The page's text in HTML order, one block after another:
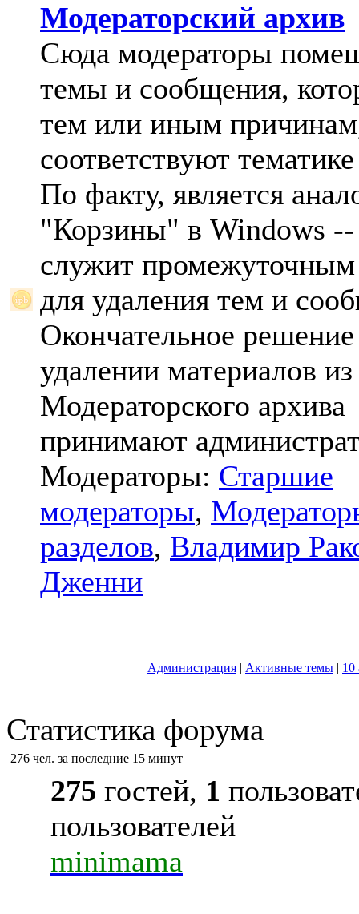
Модераторский архив
Сюда модераторы
темы и сообщения,
тем или иным
соответствуют
По факту, является
"Корзины" в Windows --
служит промежуточным
для удаления тем и
Окончательное
удалении материалов из
Модераторского архива
принимают
Модераторы: Старшие
модераторы,
разделов, Владимир
Дженни
Администрация | Активные темы | 10
Статистика форума
276 чел. за последние 15 минут
275 гостей, 1
пользователей
minimama